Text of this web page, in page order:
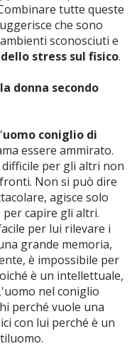
tutte queste
che sono
sconosciuti e
stress sul fisico.
donna secondo
uomo coniglio di
essere ammirato.
per gli altri non
Non si può dire
agisce solo
capire gli altri.
per lui rilevare i
grande memoria,
è impossibile per
è un intellettuale,
nel coniglio
perché vuole una
con lui perché è un